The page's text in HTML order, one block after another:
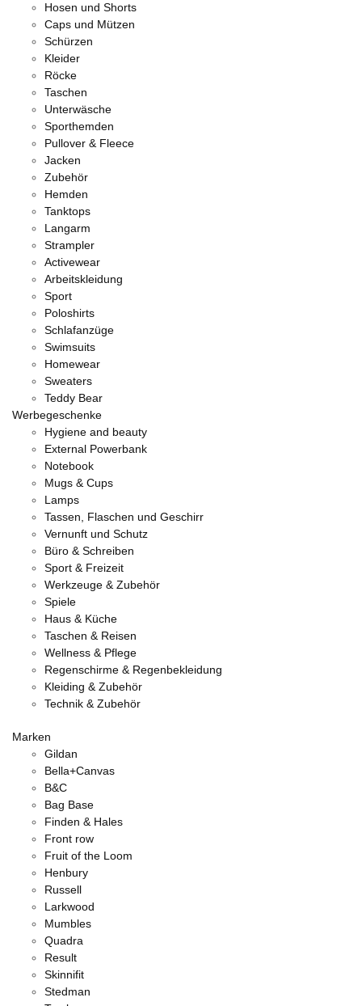
Hosen und Shorts
Caps und Mützen
Schürzen
Kleider
Röcke
Taschen
Unterwäsche
Sporthemden
Pullover & Fleece
Jacken
Zubehör
Hemden
Tanktops
Langarm
Strampler
Activewear
Arbeitskleidung
Sport
Poloshirts
Schlafanzüge
Swimsuits
Homewear
Sweaters
Teddy Bear
Werbegeschenke
Hygiene and beauty
External Powerbank
Notebook
Mugs & Cups
Lamps
Tassen, Flaschen und Geschirr
Vernunft und Schutz
Büro & Schreiben
Sport & Freizeit
Werkzeuge & Zubehör
Spiele
Haus & Küche
Taschen & Reisen
Wellness & Pflege
Regenschirme & Regenbekleidung
Kleiding & Zubehör
Technik & Zubehör
Marken
Gildan
Bella+Canvas
B&C
Bag Base
Finden & Hales
Front row
Fruit of the Loom
Henbury
Russell
Larkwood
Mumbles
Quadra
Result
Skinnifit
Stedman